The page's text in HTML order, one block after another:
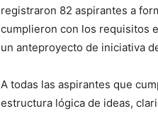
registraron 82 aspirantes a
cumplieron con los requisitos
un anteproyecto de iniciativa
A todas las aspirantes que
estructura lógica de ideas,